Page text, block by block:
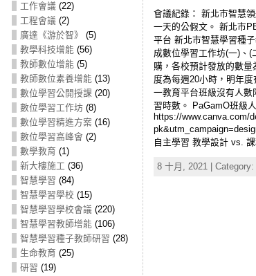
工作會議 (22)
工程會議 (2)
廣達《游於智》
(5)
教學科技增能(56)
教師數位增能(5)
教師數位素養增能(13)
數位學習公開授課 (20)
數位學習工作坊(8)
數位學習精進方案 (16)
數位學習高峰會 (2)
數學教育 (1)
新大樓施工 (36)
智慧學習 (84)
智慧學習學校 (15)
智慧學習學校會議 (220)
智慧學習教師增能(106)
智慧學習種子教師研習 (28)
生命教育 (25)
研習 (19)
會議紀錄： 新北市智慧
一天的公假文。 新北市
平台 新北市智慧學習種
成數位學習工作坊(一)、
購，各校預計發放的數
度為每週20小時，明年
一教育平台班級沒有人
習時數。 PaGamO班級
https://www.canva.com/
自主學習 教學設計 vs.
8 十月, 2021 | Category: